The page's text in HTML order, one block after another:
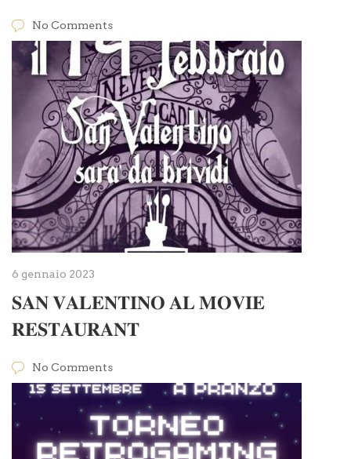
No Comments
6 gennaio 2023
𝐒𝐀𝐍 𝐕𝐀𝐋𝐄𝐍𝐓𝐈𝐍𝐎 𝐀𝐋 𝐌𝐎𝐕𝐈𝐄
𝐑𝐄𝐒𝐓𝐀𝐔𝐑𝐀𝐍𝐓
No Comments